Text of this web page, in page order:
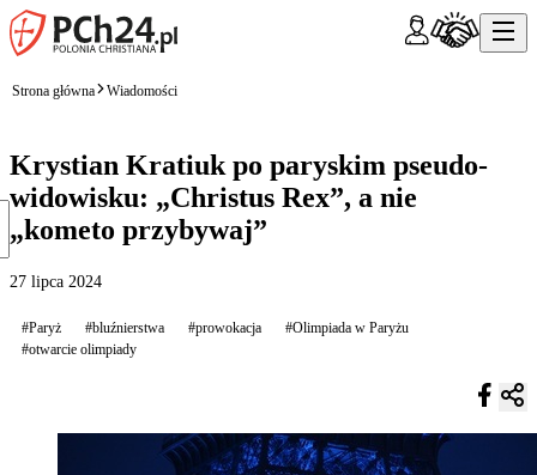
Strona główna Wiadomości
Krystian Kratiuk po paryskim pseudo-
widowisku: „Christus Rex”, a nie
„kometo przybywaj”
27 lipca 2024
#Paryż #bluźnierstwa #prowokacja
#Olimpiada w Paryżu
#otwarcie olimpiady